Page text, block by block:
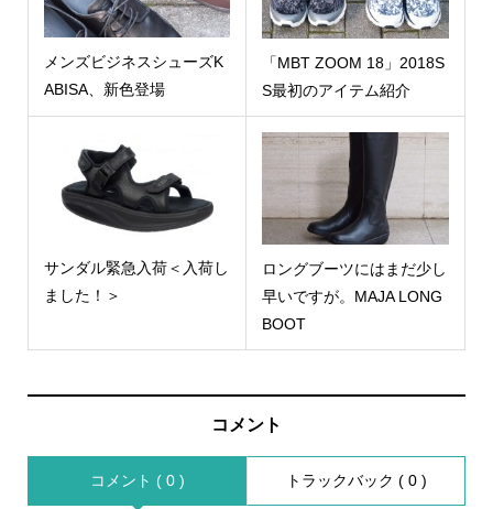
メンズビジネスシューズK
ABISA、新色登場
「MBT ZOOM 18」2018S
S最初のアイテム紹介
サンダル緊急入荷＜入荷し
ました！＞
ロングブーツにはまだ少し
早いですが。MAJA LONG
BOOT
コメント
コメント ( 0 ) トラックバック ( 0 )